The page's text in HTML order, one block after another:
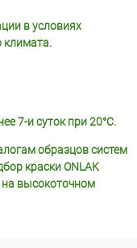
в условиях
климата.
7-и суток при 20°С.
образцов систем
краски ONLAK
высокоточном